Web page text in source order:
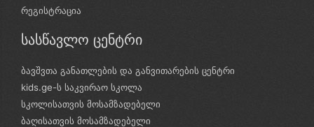
რეგისტრაცია
სასწავლო ცენტრი
ბავშვთა განათლების და განვითარების ცენტრი
kids.ge-ს საკვირაო სკოლა
სკოლისათვის მოსამზადებელი
ბაღისათვის მოსამზადებელი